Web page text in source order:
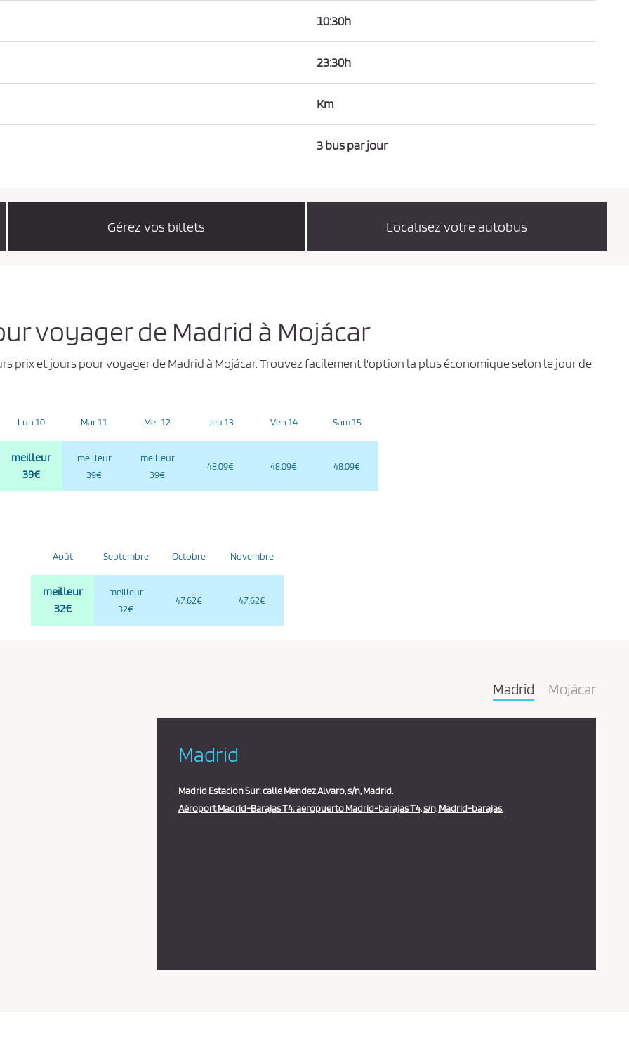
10:30h
23:30h
Km
3 bus par jour
Gérez vos billets Localisez votre autobus
voyager de Madrid à Mojácar
prix et jours pour voyager de Madrid à Mojácar. Trouvez facilement l'option la plus économique selon le jour de
Lun 10
meilleur
39€
Mar 11
meilleur
39€
Mer 12
meilleur
39€
Jeu 13
48.09€
Ven 14
48.09€
Sam 15
48.09€
Août
meilleur
32€
Septembre
meilleur
32€
Octobre
47.62€
Novembre
47.62€
Madrid Mojácar
Madrid
Madrid Estacion Sur: calle Mendez Alvaro, s/n, Madrid.
Aéroport Madrid-Barajas T4: aeropuerto Madrid-barajas T4, s/n, Madrid-barajas.